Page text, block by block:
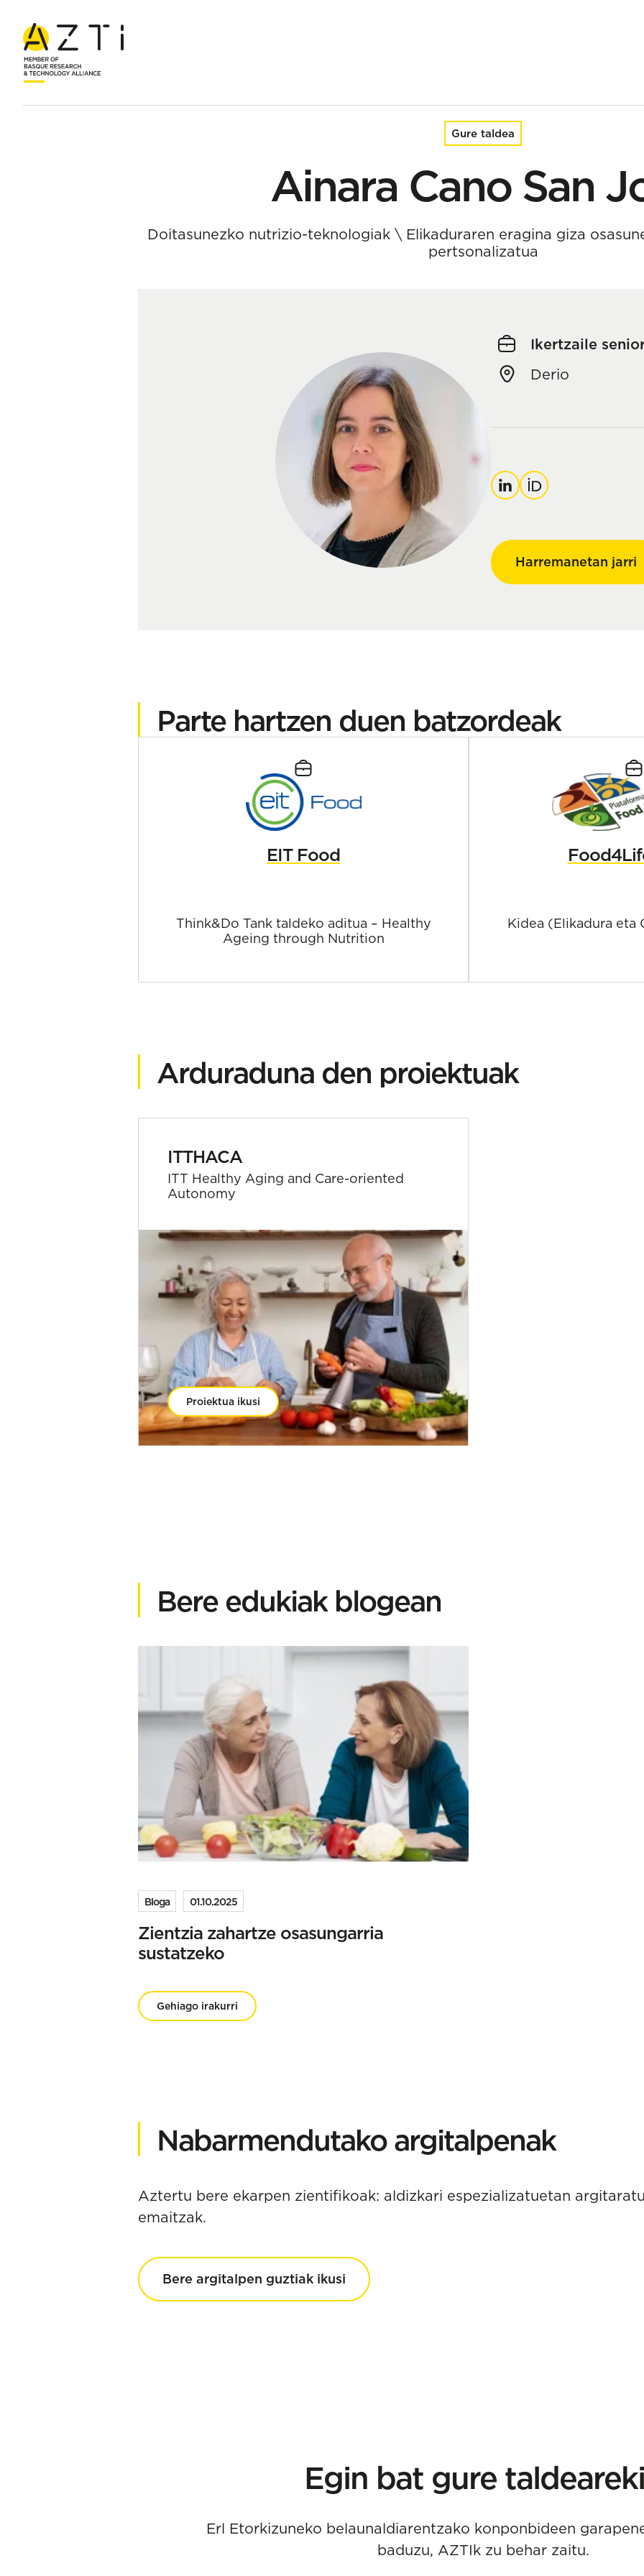
Hasiera Taldea Ainara Cano San José
Gure taldea
Ainara Cano San
Doitasunezko nutrizio-teknologiak \ Elikaduraren eragina giza
pertsonalizatua
Ikertzaile
Derio
LinkedIn
Orcid
Harremanetan jarri
Parte hartzen duen batzordeak
EIT Food
Think&Do Tank taldeko aditua – Healthy
Ageing through Nutrition
Kidea (Elikadura eta
Arduraduna den proiektuak
ITTHACA
ITT Healthy Aging and Care-oriented
Autonomy
Proiektua ikusi
Bere edukiak blogean
Bloga 01.10.2025
Zientzia zahartze osasungarria
sustatzeko
Gehiago irakurri
Nabarmendutako argitalpenak
Aztertu bere ekarpen zientifikoak: aldizkari espezializatuetan
emaitzak.
Bere argitalpen guztiak ikusi
Egin bat gure
Erl Etorkizuneko belaunaldiarentzako konponbideen
baduzu, AZTIk zu behar zaitu.